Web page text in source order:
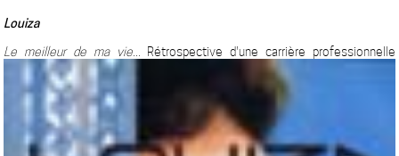
Louiza
Le meilleur de ma vie...
Rétrospective d'une carrière professionnelle